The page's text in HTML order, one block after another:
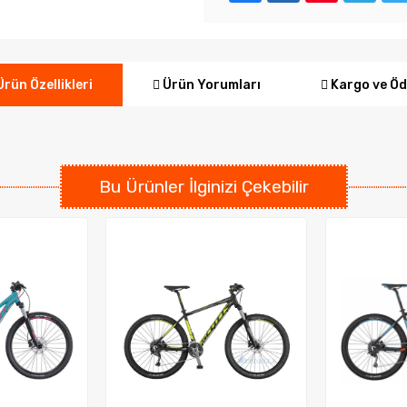
Özellikleri Ürün Yorumları Kargo ve
Bu Ürünler İlginizi Çekebilir